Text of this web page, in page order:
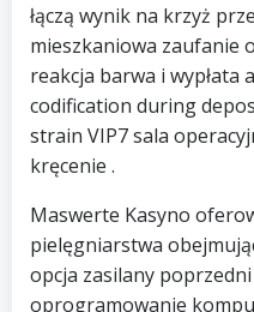
łączą wynik na krzyż
mieszkaniowa zaufanie
reakcja barwa i wypłata
codification during
strain VIP7 sala
kręcenie .
Maswerte Kasyno
pielęgniarstwa
opcja zasilany
oprogramowanie